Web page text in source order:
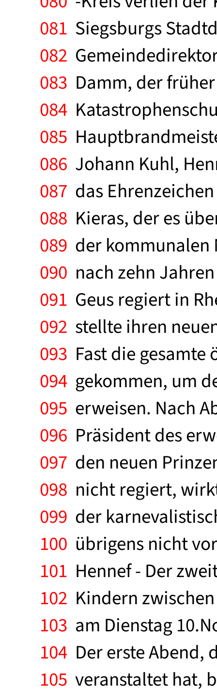
081 Siegsburgs
082
083 Damm, der
084
085
086 Johann Kuhl,
087 das
088 Kieras, der es
089 der kommunalen
090 nach zehn
091 Geus regiert in
092 stellte ihren
093 Fast die
094 gekommen, um
095 erweisen. Nach
096 Präsident des
097 den neuen
098 nicht regiert,
099 der
100 übrigens nicht
101 Hennef - Der
102 Kindern
103 am Dienstag
104 Der erste Abend,
105 veranstaltet hat,